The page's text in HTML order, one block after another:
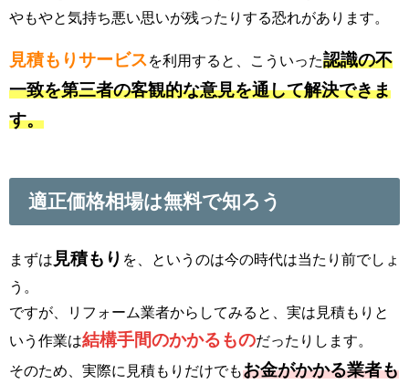
やもやと気持ち悪い思いが残ったりする恐れがあります。
見積もりサービス を利用すると、こういった認識の不
一致を第三者の客観的な意見を通して解決できま
す。
適正価格相場は無料で知ろう
まずは 見積もり を、というのは今の時代は当たり前でしょ
う。
ですが、リフォーム業者からしてみると、実は見積もりと
いう作業は結構手間のかかるものだったりします。
そのため、実際に見積もりだけでもお金がかかる業者も